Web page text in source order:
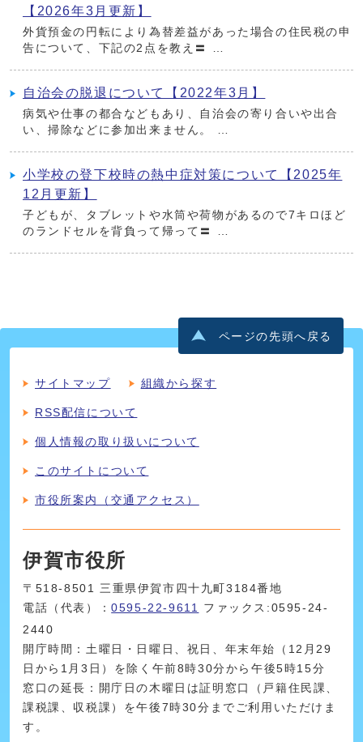
【2026年3月更新】
外貨預金の円転により為替差益があった場合の住民税の申
告について、下記の2点を教え〓 …
自治会の脱退について【2022年3月】
病気や仕事の都合などもあり、自治会の寄り合いや出合
い、掃除などに参加出来ません。 …
小学校の登下校時の熱中症対策について【2025年
12月更新】
子どもが、タブレットや水筒や荷物があるので7キロほど
のランドセルを背負って帰って〓 …
ページの先頭へ戻る
サイトマップ 組織から探す
RSS配信について
個人情報の取り扱いについて
このサイトについて
市役所案内（交通アクセス）
伊賀市役所
〒518-8501 三重県伊賀市四十九町3184番地
電話（代表）：0595-22-9611
ファックス:0595-24-
2440
開庁時間：土曜日・日曜日、祝日、年末年始（12月29
日から1月3日）を除く午前8時30分から午後5時15分
窓口の延長：開庁日の木曜日は証明窓口（戸籍住民課、
課税課、収税課）を午後7時30分までご利用いただけま
す。